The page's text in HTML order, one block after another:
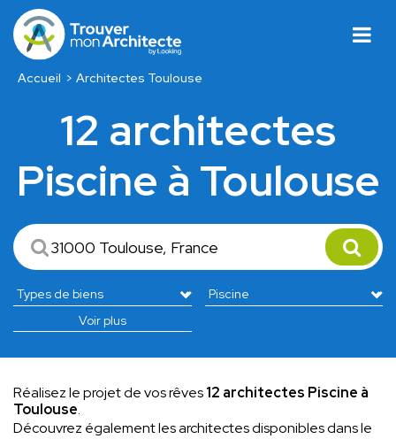
Accueil Architectes Toulouse
12 architectes
Piscine à Toulouse
Voir plus
Réalisez le projet de vos rêves12 architectes Piscine à
Toulouse.
Découvrez également les architectes disponibles dans le